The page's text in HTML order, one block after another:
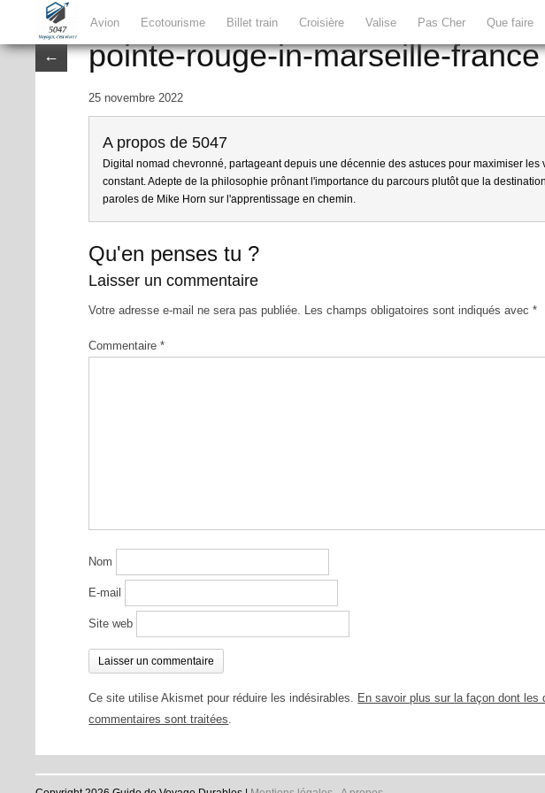
Avion Ecotourisme Billet train Croisière Valise Pas Cher Que faire
← pointe-rouge-in-marseille-france
25 novembre 2022
A propos de 5047
Digital nomad chevronné, partageant depuis une décennie des astuces pour maximiser les
constant. Adepte de la philosophie prônant l'importance du parcours plutôt que la
paroles de Mike Horn sur l'apprentissage en chemin.
Qu'en penses tu ?
Laisser un commentaire
Votre adresse e-mail ne sera pas publiée. Les champs obligatoires sont indiqués avec*
Commentaire*
Nom
E-mail
Site web
Ce site utilise Akismet pour réduire les indésirables. En savoir plus sur la façon dont les
commentaires sont traitées.